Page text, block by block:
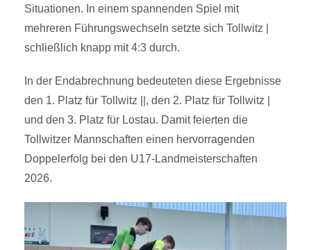
Situationen. In einem spannenden Spiel mit
mehreren Führungswechseln setzte sich Tollwitz |
schließlich knapp mit 4:3 durch.
In der Endabrechnung bedeuteten diese Ergebnisse
den 1. Platz für Tollwitz ||, den 2. Platz für Tollwitz |
und den 3. Platz für Lostau. Damit feierten die
Tollwitzer Mannschaften einen hervorragenden
Doppelerfolg bei den U17-Landmeisterschaften
2026.